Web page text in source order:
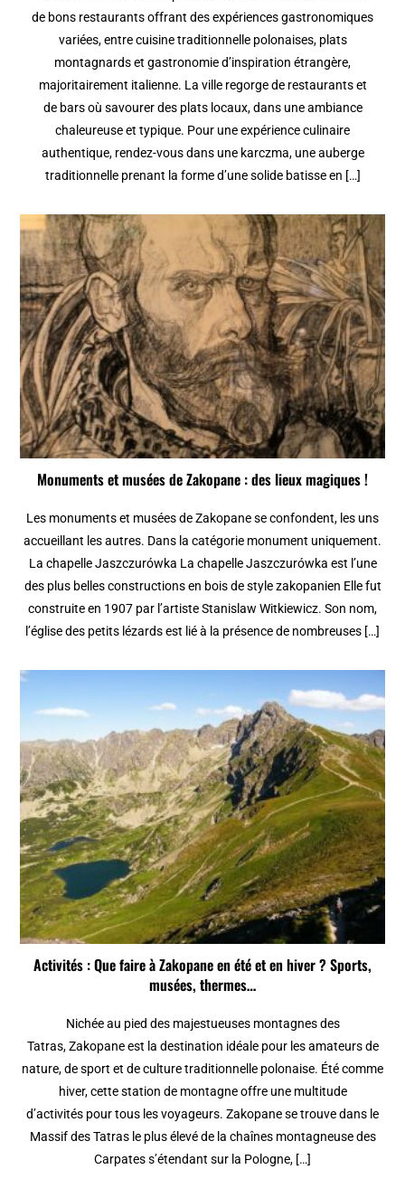
de bons restaurants offrant des expériences gastronomiques
variées, entre cuisine traditionnelle polonaises, plats
montagnards et gastronomie d’inspiration étrangère,
majoritairement italienne. La ville regorge de restaurants et
de bars où savourer des plats locaux, dans une ambiance
chaleureuse et typique. Pour une expérience culinaire
authentique, rendez-vous dans une karczma, une auberge
traditionnelle prenant la forme d’une solide batisse en […]
Monuments et musées de Zakopane : des lieux magiques !
Les monuments et musées de Zakopane se confondent, les uns
accueillant les autres. Dans la catégorie monument uniquement.
La chapelle Jaszczurówka La chapelle Jaszczurówka est l’une
des plus belles constructions en bois de style zakopanien Elle fut
construite en 1907 par l’artiste Stanislaw Witkiewicz. Son nom,
l’église des petits lézards est lié à la présence de nombreuses […]
Activités : Que faire à Zakopane en été et en hiver ? Sports,
musées, thermes…
Nichée au pied des majestueuses montagnes des
Tatras, Zakopane est la destination idéale pour les amateurs de
nature, de sport et de culture traditionnelle polonaise. Été comme
hiver, cette station de montagne offre une multitude
d’activités pour tous les voyageurs. Zakopane se trouve dans le
Massif des Tatras le plus élevé de la chaînes montagneuse des
Carpates s’étendant sur la Pologne, […]